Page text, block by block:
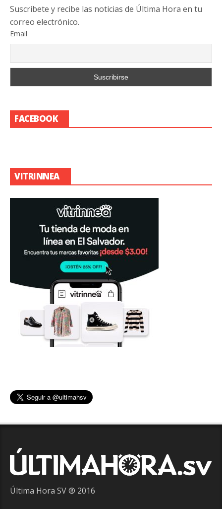
Suscribete y recibe las noticias de Última Hora en tu
correo electrónico.
Email
FACEBOOK
VITRINNEA
Última Hora SV ® 2016